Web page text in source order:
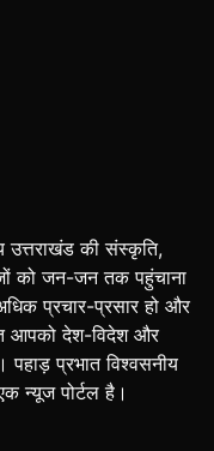
उत्तराखंड की संस्कृति,
को जन-जन तक पहुंचाना
प्रचार-प्रसार हो और
आपको देश-विदेश और
प्रभात विश्वसनीय
न्यूज पोर्टल है।